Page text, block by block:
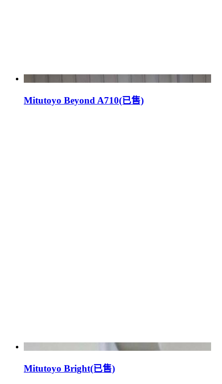
Mitutoyo Beyond A710(已售)
Mitutoyo Bright(已售)